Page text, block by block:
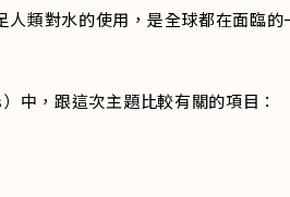
類對水的使用，是全球都在面臨
中，跟這次主題比較有關的項目：